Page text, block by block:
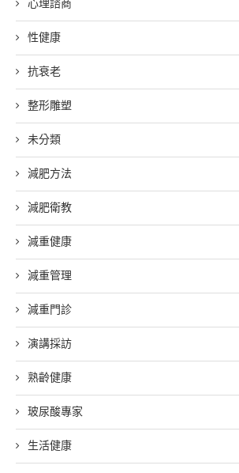
心理諮商
性健康
抗衰老
整形雕塑
未分類
減肥方法
減肥衛教
減重健康
減重管理
減重門診
演講採訪
熟齡健康
玻尿酸專家
生活健康